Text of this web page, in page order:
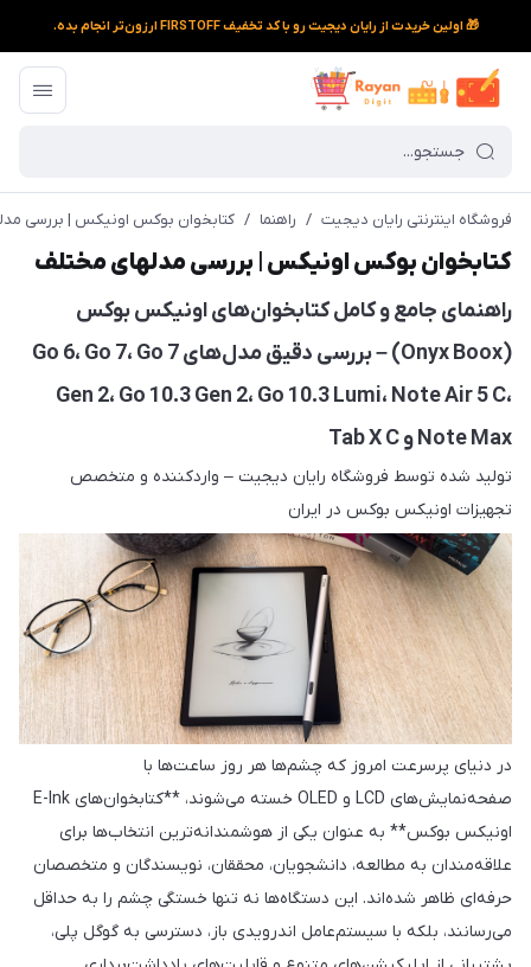
🎁 اولین خریدت از رایان دیجیت رو با کد تخفیف FIRSTOFF ارزون‌تر انجام بده.
فروشگاه اینترنتی رایان دیجیت / راهنما / کتابخوان بوکس اونیکس | بررسی
کتابخوان بوکس اونیکس | بررسی مدلهای مختلف
راهنمای جامع و کامل کتابخوان‌های اونیکس بوکس
(Onyx Boox) – بررسی دقیق مدل‌های Go 6، Go 7، Go 7
Gen 2، Go 10.3 Gen 2، Go 10.3 Lumi، Note Air 5 C،
Note Max و Tab X C
تولید شده توسط فروشگاه رایان دیجیت – واردکننده و متخصص
تجهیزات اونیکس بوکس در ایران
در دنیای پرسرعت امروز که چشم‌ها هر روز ساعت‌ها با
صفحه‌نمایش‌های LCD و OLED خسته می‌شوند، **کتابخوان‌های E-Ink
اونیکس بوکس** به عنوان یکی از هوشمندانه‌ترین انتخاب‌ها برای
علاقه‌مندان به مطالعه، دانشجویان، محققان، نویسندگان و متخصصان
حرفه‌ای ظاهر شده‌اند. این دستگاه‌ها نه تنها خستگی چشم را به حداقل
می‌رسانند، بلکه با سیستم‌عامل اندرویدی باز، دسترسی به گوگل پلی،